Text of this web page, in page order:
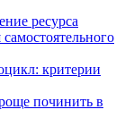
ресурса
критерии
починить в